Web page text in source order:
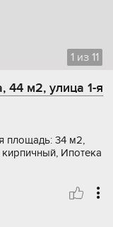
1 из 11
44 м2, улица 1-я
площадь: 34 м2,
Ипотека